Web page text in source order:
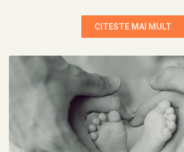
CITESTE MAI MULT